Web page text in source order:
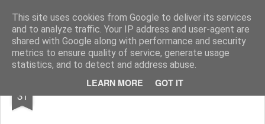
This site uses cookies from Google to deliver its services
and to analyze traffic. Your IP address and user-agent are
shared with Google along with performance and security
metrics to ensure quality of service, generate usage
statistics, and to detect and address abuse.
LEARN MORE GOT IT
Aux papilles by Virginie
31 Muffins So British